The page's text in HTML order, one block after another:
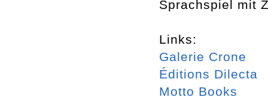
Sprachspiel mit
Links:
Galerie Crone
Éditions Dilecta
Motto Books